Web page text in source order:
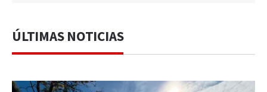
ÚLTIMAS NOTICIAS